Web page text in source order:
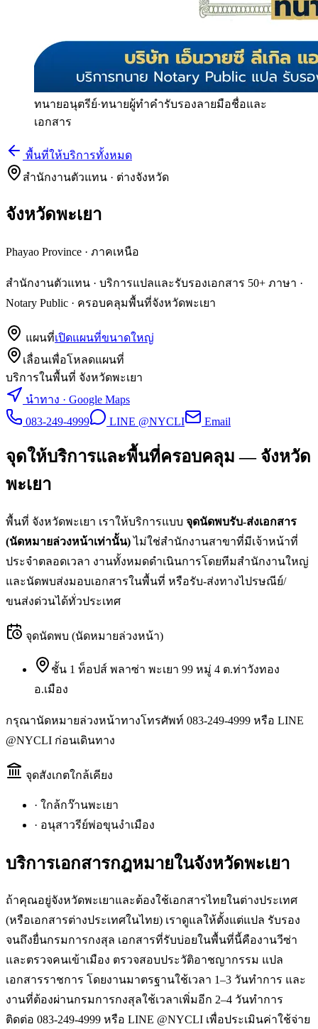
ทนายอนุตรีย์·ทนายผู้ทำคำรับรองลายมือชื่อและ
เอกสาร
พื้นที่ให้บริการทั้งหมด
สำนักงานตัวแทน · ต่างจังหวัด
จังหวัดพะเยา
Phayao Province · ภาคเหนือ
สำนักงานตัวแทน · บริการแปลและรับรองเอกสาร 50+ ภาษา ·
Notary Public · ครอบคลุมพื้นที่จังหวัดพะเยา
แผนที่เปิดแผนที่ขนาดใหญ่
เลื่อนเพื่อโหลดแผนที่
บริการในพื้นที่ จังหวัดพะเยา
นำทาง · Google Maps
083-249-4999
LINE @NYCLI Email
จุดให้บริการและพื้นที่ครอบคลุม — จังหวัด
พะเยา
พื้นที่ จังหวัดพะเยา เราให้บริการแบบ จุดนัดพบรับ-ส่งเอกสาร
(นัดหมายล่วงหน้าเท่านั้น) ไม่ใช่สำนักงานสาขาที่มีเจ้าหน้าที่
ประจำตลอดเวลา งานทั้งหมดดำเนินการโดยทีมสำนักงานใหญ่
และนัดพบส่งมอบเอกสารในพื้นที่ หรือรับ-ส่งทางไปรษณีย์/
ขนส่งด่วนได้ทั่วประเทศ
จุดนัดพบ (นัดหมายล่วงหน้า)
ชั้น 1 ท็อปส์ พลาซ่า พะเยา 99 หมู่ 4 ต.ท่าวังทอง
อ.เมือง
กรุณานัดหมายล่วงหน้าทางโทรศัพท์ 083-249-4999 หรือ LINE
@NYCLI ก่อนเดินทาง
จุดสังเกตใกล้เคียง
· ใกล้กว๊านพะเยา
· อนุสาวรีย์พ่อขุนงำเมือง
บริการเอกสารกฎหมายในจังหวัดพะเยา
ถ้าคุณอยู่จังหวัดพะเยาและต้องใช้เอกสารไทยในต่างประเทศ
(หรือเอกสารต่างประเทศในไทย) เราดูแลให้ตั้งแต่แปล รับรอง
จนถึงยื่นกรมการกงสุล เอกสารที่รับบ่อยในพื้นที่นี้คืองานวีซ่า
และตรวจคนเข้าเมือง ตรวจสอบประวัติอาชญากรรม แปล
เอกสารราชการ โดยงานมาตรฐานใช้เวลา 1–3 วันทำการ และ
งานที่ต้องผ่านกรมการกงสุลใช้เวลาเพิ่มอีก 2–4 วันทำการ
ติดต่อ 083-249-4999 หรือ LINE @NYCLI เพื่อประเมินค่าใช้จ่าย